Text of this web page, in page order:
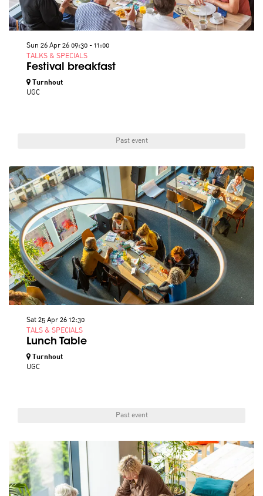
Festival breakfast
TALKS & SPECIALS
Sun 26 Apr 26 09:30 - 11:00
Turnhout
UGC
Past event
Lunch Table
TALS & SPECIALS
Sat 25 Apr 26 12:30
Turnhout
UGC
Past event